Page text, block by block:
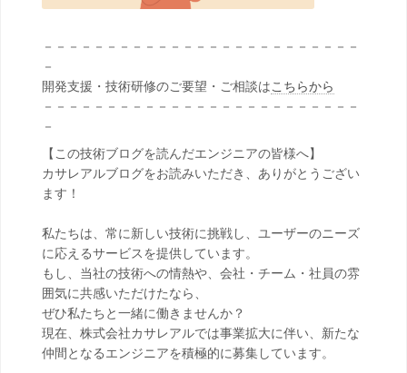
－－－－－－－－－－－－－－－－－－－－－－－－－
－
開発支援・技術研修のご要望・ご相談はこちらから
－－－－－－－－－－－－－－－－－－－－－－－－－
－
【この技術ブログを読んだエンジニアの皆様へ】
カサレアルブログをお読みいただき、ありがとうござい
ます！
私たちは、常に新しい技術に挑戦し、ユーザーのニーズ
に応えるサービスを提供しています。
もし、当社の技術への情熱や、会社・チーム・社員の雰
囲気に共感いただけたなら、
ぜひ私たちと一緒に働きませんか？
現在、株式会社カサレアルでは事業拡大に伴い、新たな
仲間となるエンジニアを積極的に募集しています。